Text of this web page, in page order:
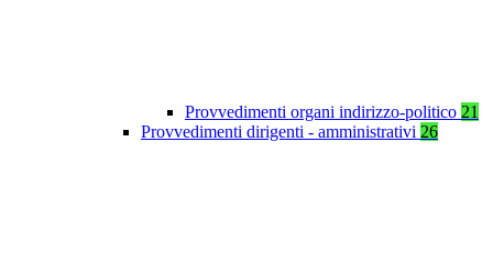
Provvedimenti organi indirizzo-politico 21
Provvedimenti dirigenti - amministrativi 26